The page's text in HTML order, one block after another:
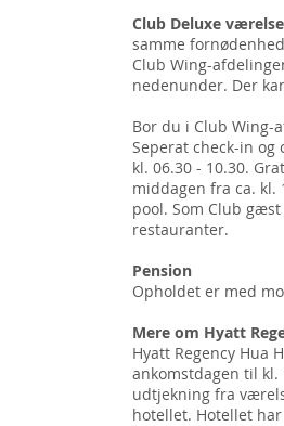
Club Deluxe
samme
Club Wing-
nedenunder. Der
Bor du i Club
Seperat check-in og
kl. 06.30 - 10.30.
middagen fra ca. kl.
pool. Som Club
restauranter.
Pension
Opholdet er med
Mere om Hyatt
Hyatt Regency Hua
ankomstdagen til
udtjekning fra
hotellet. Hotellet